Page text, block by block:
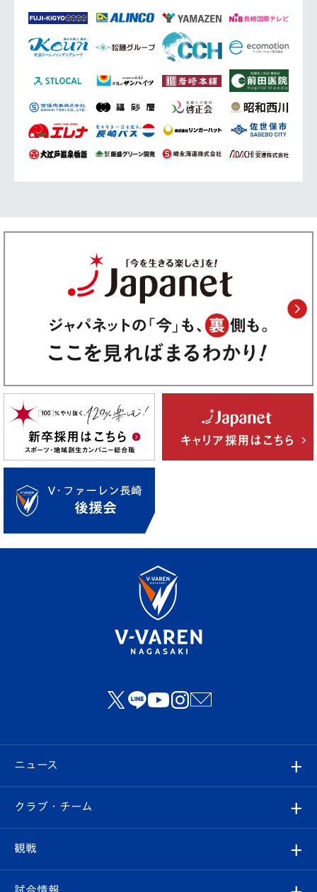
ニュース
すべて
クラブ
クラブ・チーム
観戦
観戦ルール
試合情報